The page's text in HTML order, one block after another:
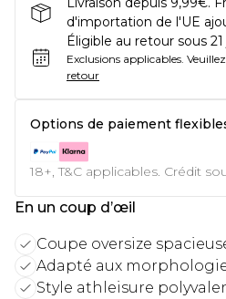
d'importation de l'UE
Éligible au retour sous
Exclusions applicables.
retour
Options de paiement
18+, T&C applicables. Crédit
En un coup d’œil
Coupe oversize
Adapté aux
Style athleisure